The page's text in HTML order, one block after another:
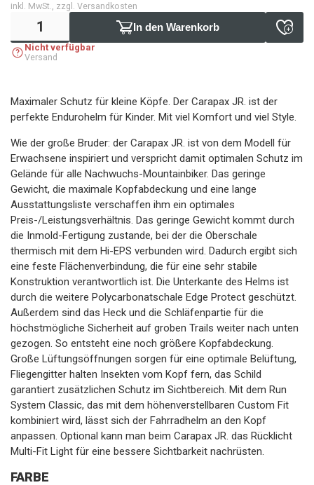
inkl. MwSt., zzgl. Versandkosten
In den Warenkorb
Nicht verfügbar
Versand
Maximaler Schutz für kleine Köpfe. Der Carapax JR. ist der
perfekte Endurohelm für Kinder. Mit viel Komfort und viel Style.
Wie der große Bruder: der Carapax JR. ist von dem Modell für
Erwachsene inspiriert und verspricht damit optimalen Schutz im
Gelände für alle Nachwuchs-Mountainbiker. Das geringe
Gewicht, die maximale Kopfabdeckung und eine lange
Ausstattungsliste verschaffen ihm ein optimales
Preis-/Leistungsverhältnis. Das geringe Gewicht kommt durch
die Inmold-Fertigung zustande, bei der die Oberschale
thermisch mit dem Hi-EPS verbunden wird. Dadurch ergibt sich
eine feste Flächenverbindung, die für eine sehr stabile
Konstruktion verantwortlich ist. Die Unterkante des Helms ist
durch die weitere Polycarbonatschale Edge Protect geschützt.
Außerdem sind das Heck und die Schläfenpartie für die
höchstmögliche Sicherheit auf groben Trails weiter nach unten
gezogen. So entsteht eine noch größere Kopfabdeckung.
Große Lüftungsöffnungen sorgen für eine optimale Belüftung,
Fliegengitter halten Insekten vom Kopf fern, das Schild
garantiert zusätzlichen Schutz im Sichtbereich. Mit dem Run
System Classic, das mit dem höhenverstellbaren Custom Fit
kombiniert wird, lässt sich der Fahrradhelm an den Kopf
anpassen. Optional kann man beim Carapax JR. das Rücklicht
Multi-Fit Light für eine bessere Sichtbarkeit nachrüsten.
FARBE